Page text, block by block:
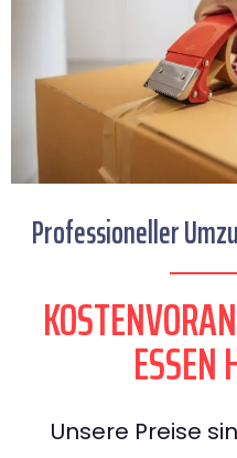
Professioneller
ESSEN
Unsere Preise